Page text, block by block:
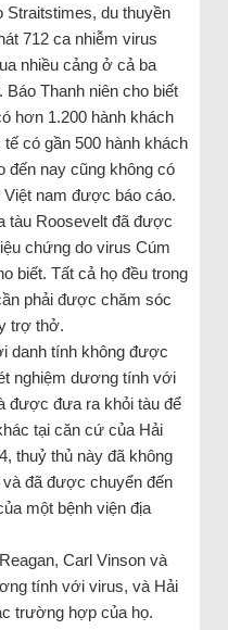
Straitstimes, du thuyền
712 ca nhiễm virus
nhiều cảng ở cả ba
Thanh niên cho biết
hơn 1.200 hành khách
có gần 500 hành khách
đến nay cũng không có
nam được báo cáo.
tàu Roosevelt đã được
chứng do virus Cúm
biết. Tất cả họ đều trong
phải được chăm sóc
trợ thở.
danh tính không được
nghiệm dương tính với
được đưa ra khỏi tàu để
tại căn cứ của Hải
thuỷ thủ này đã không
đã được chuyển đến
một bệnh viện địa
Carl Vinson và
tính với virus, và Hải
trường hợp của họ.